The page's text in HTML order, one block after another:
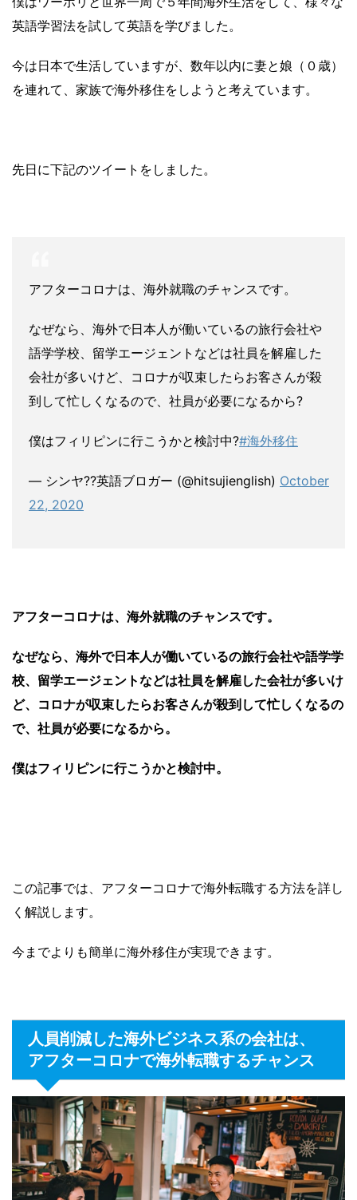
英語学習法を試して英語を学びました。
今は日本で生活していますが、数年以内に妻と娘（０歳）
を連れて、家族で海外移住をしようと考えています。
先日に下記のツイートをしました。
アフターコロナは、海外就職のチャンスです。
なぜなら、海外で日本人が働いているの旅行会社や
語学学校、留学エージェントなどは社員を解雇した
会社が多いけど、コロナが収束したらお客さんが殺
到して忙しくなるので、社員が必要になるから?
僕はフィリピンに行こうかと検討中?#海外移住
— シンヤ??英語ブロガー (@hitsujienglish) October
22, 2020
アフターコロナは、海外就職のチャンスです。
なぜなら、海外で日本人が働いているの旅行会社や語学学
校、留学エージェントなどは社員を解雇した会社が多いけ
ど、コロナが収束したらお客さんが殺到して忙しくなるの
で、社員が必要になるから。
僕はフィリピンに行こうかと検討中。
この記事では、アフターコロナで海外転職する方法を詳し
く解説します。
今までよりも簡単に海外移住が実現できます。
人員削減した海外ビジネス系の会社は、
アフターコロナで海外転職するチャンス